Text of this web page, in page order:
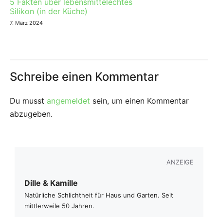
Silikon (in der Küche)
7. März 2024
Schreibe einen Kommentar
Du musst angemeldet sein, um einen Kommentar
abzugeben.
ANZEIGE
Dille & Kamille
Natürliche Schlichtheit für Haus und Garten. Seit
mittlerweile 50 Jahren.